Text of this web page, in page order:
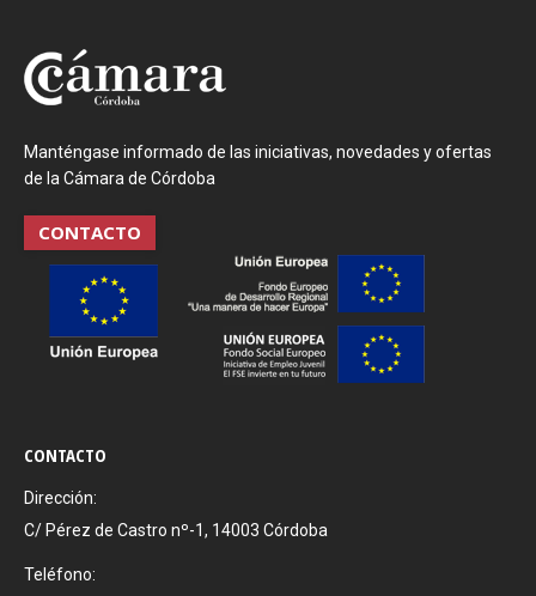
Manténgase informado de las iniciativas, novedades y ofertas
de la Cámara de Córdoba
CONTACTO
CONTACTO
Dirección:
C/ Pérez de Castro nº-1, 14003 Córdoba
Teléfono: